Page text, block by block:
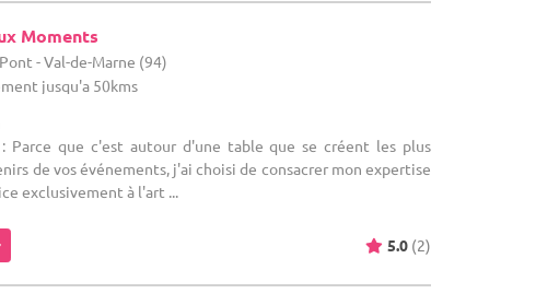
Moments
- Val-de-Marne (94)
jusqu'a 50kms
Parce que c'est autour d'une table que se créent les plus
de vos événements, j'ai choisi de consacrer mon expertise
exclusivement à l'art ...
5.0 (2)